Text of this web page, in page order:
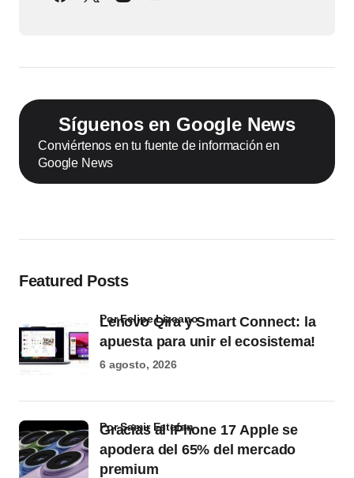
Síguenos en Google News
Conviértenos en tu fuente de información en
Google News
Featured Posts
Lenovo Qira y Smart Connect: la
apuesta para unir el ecosistema!
por Felipe Lizcano
6 agosto, 2026
Gracias al iPhone 17 Apple se
apodera del 65% del mercado
premium
por Samir Estefan